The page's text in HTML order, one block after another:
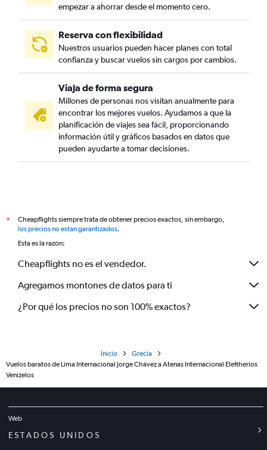
empezar a ahorrar desde el momento cero.
Reserva con flexibilidad
Nuestros usuarios pueden hacer planes con total
confianza y buscar vuelos sin cargos por cambios.
Viaja de forma segura
Millones de personas nos visitan anualmente para
encontrar los mejores vuelos. Ayudamos a que la
planificación de viajes sea fácil, proporcionando
información útil y gráficos basados en datos que
pueden ayudarte a tomar decisiones.
*
Cheapflights siempre trata de obtener precios exactos, sin embargo,
los precios no están garantizados.
Esta es la razón:
Cheapflights no es el vendedor.
Agregamos montones de datos para ti
¿Por qué los precios no son 100% exactos?
Inicio
Grecia
Vuelos baratos de Lima Internacional Jorge Chávez a Atenas Internacional Eleftherios
Venizelos
Web
ESTADOS UNIDOS